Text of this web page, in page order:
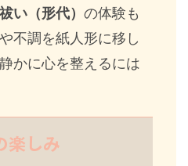
い（形代） の体験も
不調を紙人形に移し
かに心を整えるには
楽しみ